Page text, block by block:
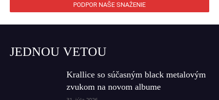
PODPOR NAŠE SNAŽENIE
JEDNOU VETOU
Krallice so súčasným black metalovým
zvukom na novom albume